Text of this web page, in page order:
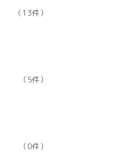
（13件）
（5件）
（0件）